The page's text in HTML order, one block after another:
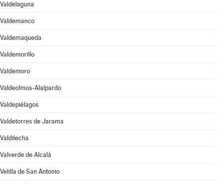
Valdelaguna
Valdemanco
Valdemaqueda
Valdemorillo
Valdemoro
Valdeolmos-Alalpardo
Valdepiélagos
Valdetorres de Jarama
Valdilecha
Valverde de Alcalá
Velilla de San Antonio